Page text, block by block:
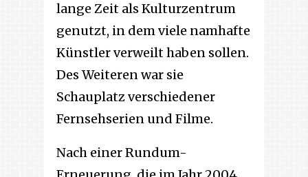
lange Zeit als Kulturzentrum
genutzt, in dem viele namhafte
Künstler verweilt haben sollen.
Des Weiteren war sie
Schauplatz verschiedener
Fernsehserien und Filme.
Nach einer Rundum-